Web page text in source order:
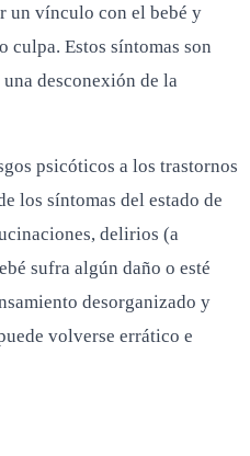
un vínculo con el bebé y
culpa. Estos síntomas son
desconexión de la
psicóticos a los trastornos
los síntomas del estado de
delirios (a
sufra algún daño o esté
desorganizado y
volverse errático e